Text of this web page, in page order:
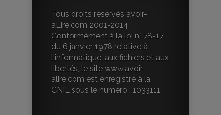
Tous droits réservés aVoir-
aLire.com 2001-2014.
Conformément à la loi n° 78-17
du 6 janvier 1978 relative à
l'informatique, aux fichiers et aux
libertés, le site www.avoir-
alire.com est enregistré à la
CNIL sous le numéro : 1033111.